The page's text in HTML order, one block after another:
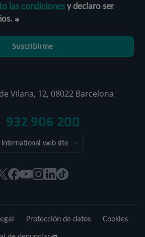
las condicionesy declaro ser
Suscribirme
Vilana, 12, 08022 Barcelona
932 906 200
International web site
Este
en
Este
en
Este
en
Este
en
Este
en
Enlace
externa.
Protección de datos
Cookies